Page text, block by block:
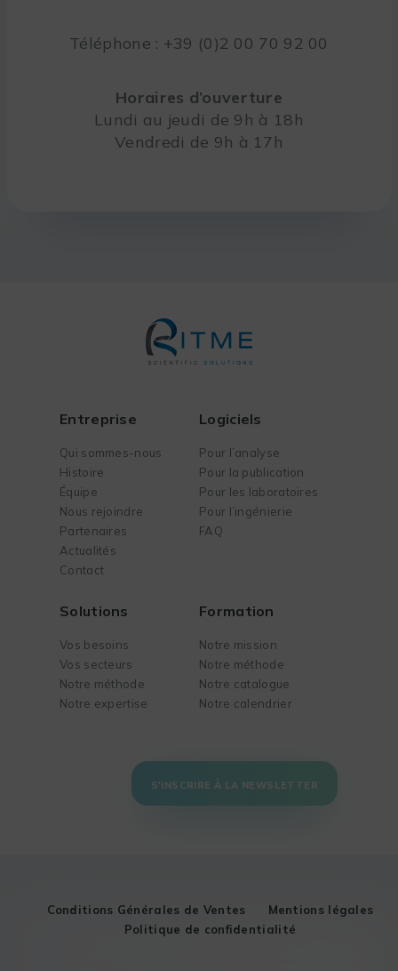
Téléphone : +39 (0)2 00 70 92 00
Horaires d’ouverture
Lundi au jeudi de 9h à 18h
Vendredi de 9h à 17h
Entreprise
Qui sommes-nous
Histoire
Équipe
Nous rejoindre
Partenaires
Actualités
Contact
Logiciels
Pour l’analyse
Pour la publication
Pour les laboratoires
Pour l’ingénierie
FAQ
Solutions
Vos besoins
Vos secteurs
Notre méthode
Notre expertise
Formation
Notre mission
Notre méthode
Notre catalogue
Notre calendrier
S'INSCRIRE À LA NEWSLETTER
Conditions Générales de Ventes
Mentions légales
Politique de confidentialité